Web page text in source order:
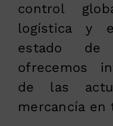
control
logística y
estado
ofrecemos
de las
mercancía en